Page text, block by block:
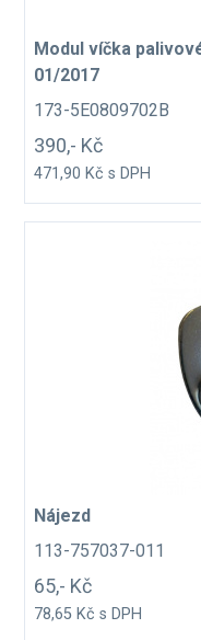
Modul víčka
01/2017
173-5E0809702B
390,- Kč
471,90 Kč s DPH
Nájezd
113-757037-011
65,- Kč
78,65 Kč s DPH